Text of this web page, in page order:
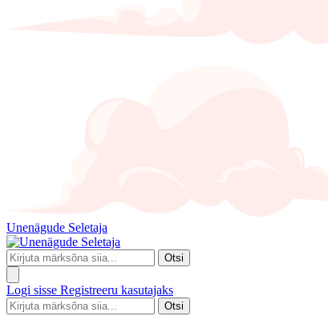
Unenägude Seletaja
Otsi
Logi sisse Registreeru kasutajaks
Otsi